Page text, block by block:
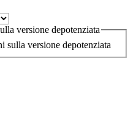
versione depotenziata
sulla versione depotenziata